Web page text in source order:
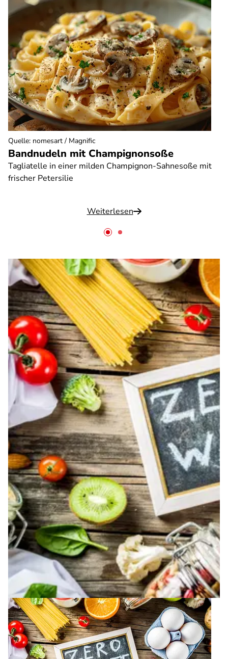
Bandnudeln mit Champignonsoße
Tagliatelle in einer milden Champignon-Sahnesoße mit
frischer Petersilie
Weiterlesen
Quelle: nomesart / Magnific